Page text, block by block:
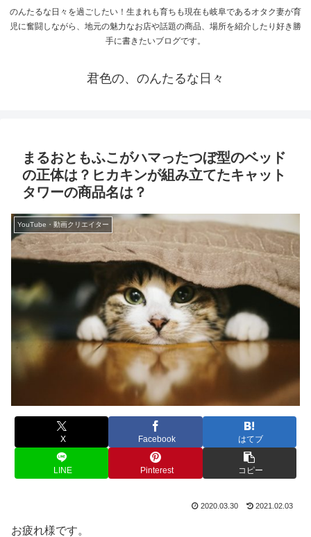
のんたるな日々を過ごしたい！生まれも育ちも現在も岐阜であるオタク妻が育
児に奮闘しながら、地元の魅力なお店や話題の商品、場所を紹介したり好き勝
手に書きたいブログです。
君色の、のんたるな日々
まるおともふこがハマったつぼ型のベッド
の正体は？ヒカキンが組み立てたキャット
タワーの商品名は？
YouTube・動画クリエイター
X Facebook はてブ
LINE Pinterest コピー
2020.03.30 2021.02.03
お疲れ様です。